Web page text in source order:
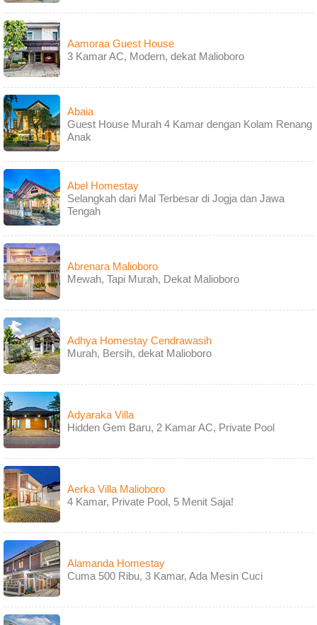
Aamoraa Guest House
3 Kamar AC, Modern, dekat Malioboro
Abaia
Guest House Murah 4 Kamar dengan Kolam Renang
Anak
Abel Homestay
Selangkah dari Mal Terbesar di Jogja dan Jawa
Tengah
Abrenara Malioboro
Mewah, Tapi Murah, Dekat Malioboro
Adhya Homestay Cendrawasih
Murah, Bersih, dekat Malioboro
Adyaraka Villa
Hidden Gem Baru, 2 Kamar AC, Private Pool
Aerka Villa Malioboro
4 Kamar, Private Pool, 5 Menit Saja!
Alamanda Homestay
Cuma 500 Ribu, 3 Kamar, Ada Mesin Cuci